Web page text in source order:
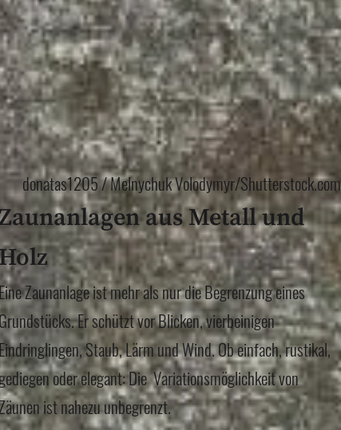
donatas1205 / Melnychuk Volodymyr/Shutterstock.com
aus Metall und
Zaunanlage ist mehr als nur die Begrenzung eines
Er schützt vor Blicken, vierbeinigen
Staub, Lärm und Wind. Ob einfach, rustikal,
oder elegant: Die Variationsmöglichkeit von
ist nahezu unbegrenzt.